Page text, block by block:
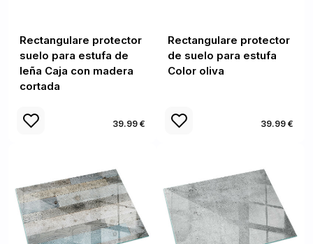
Rectangulare protector
suelo para estufa de
leña Caja con madera
cortada
39.99 €
Rectangulare protector
de suelo para estufa
Color oliva
39.99 €